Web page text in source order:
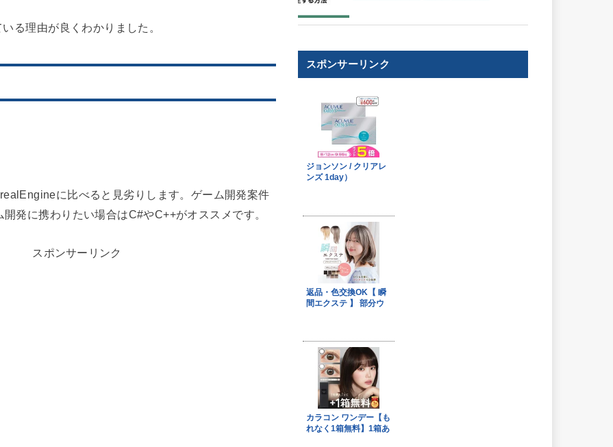
る理由が良くわかりました。
に比べると見劣りします。ゲーム開発案件
発に携わりたい場合はC#やC++がオススメです。
スポンサーリンク
スポンサーリンク